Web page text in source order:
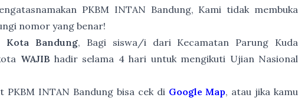
PKBM INTAN Bandung, Kami tidak membuka
nomor yang benar!
Kota Bandung, Bagi siswa/i dari Kecamatan Parung Kuda
WAJIB hadir selama 4 hari untuk mengikuti Ujian Nasional
INTAN Bandung bisa cek di Google Map, atau jika kamu